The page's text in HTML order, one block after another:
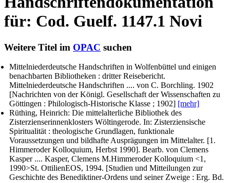
für: Cod. Guelf. 1147.1 Novi
Weitere Titel im OPAC suchen
Mittelniederdeutsche Handschriften in Wolfenbüttel und einigen
benachbarten Bibliotheken : dritter Reisebericht.
Mittelniederdeutsche Handschriften .... von C. Borchling. 1902
[Nachrichten von der Königl. Gesellschaft der Wissenschaften zu
Göttingen : Philologisch-Historische Klasse ; 1902] [mehr]
Rüthing, Heinrich: Die mittelalterliche Bibliothek des
Zisterzienserinnenklosters Wöltingerode. In: Zisterziensische
Spiritualität : theologische Grundlagen, funktionale
Voraussetzungen und bildhafte Ausprägungen im Mittelalter. [1.
Himmeroder Kolloquium, Herbst 1990]. Bearb. von Clemens
Kasper .... Kasper, Clemens M.Himmeroder Kolloquium <1,
1990>St. OttilienEOS, 1994. [Studien und Mitteilungen zur
Geschichte des Benediktiner-Ordens und seiner Zweige : Erg. Bd.